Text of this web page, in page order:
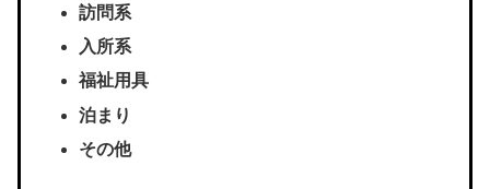
訪問系
入所系
福祉用具
泊まり
その他